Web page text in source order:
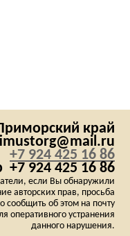
край
+7 924 425 16 86
+7 924 425 16 86
если Вы обнаружили
авторских прав, просьба
сообщить об этом на почту
оперативного устранения
данного нарушения.